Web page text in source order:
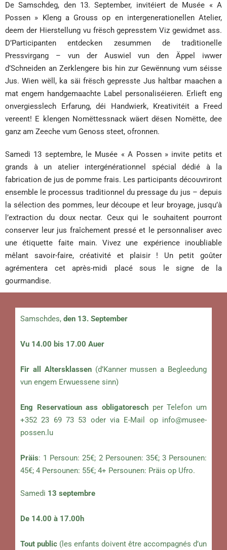
De Samschdeg, den 13. September, invitéiert de Musée « A
Possen » Kleng a Grouss op en intergenerationellen Atelier,
deem der Hierstellung vu frësch gepresstem Viz gewidmet ass.
D’Participanten entdecken zesummen de traditionelle
Pressvirgang – vun der Auswiel vun den Äppel iwwer
d’Schneiden an Zerklengere bis hin zur Gewënnung vum séisse
Jus. Wien wëll, ka säi frësch gepresste Jus haltbar maachen a
mat engem handgemaachte Label personaliséieren. Erlieft eng
onvergiesslech Erfarung, déi Handwierk, Kreativitéit a Freed
vereent! E klengen Nomëttessnack wäert dësen Nomëtte, dee
ganz am Zeeche vum Genoss steet, ofronnen.
Samedi 13 septembre, le Musée « A Possen » invite petits et
grands à un atelier intergénérationnel spécial dédié à la
fabrication de jus de pomme frais. Les participants découvriront
ensemble le processus traditionnel du pressage du jus – depuis
la sélection des pommes, leur découpe et leur broyage, jusqu’à
l’extraction du doux nectar. Ceux qui le souhaitent pourront
conserver leur jus fraîchement pressé et le personnaliser avec
une étiquette faite main. Vivez une expérience inoubliable
mêlant savoir-faire, créativité et plaisir ! Un petit goûter
agrémentera cet après-midi placé sous le signe de la
gourmandise.
Samschdes, den 13. September
Vu 14.00 bis 17.00 Auer
Fir all Altersklassen (d’Kanner mussen a Begleedung
vun engem Erwuessene sinn)
Eng Reservatioun ass obligatoresch per Telefon um
+352 23 69 73 53 oder via E-Mail op info@musee-
possen.lu
Präis: 1 Persoun: 25€; 2 Persounen: 35€; 3 Persounen:
45€; 4 Persounen: 55€; 4+ Persounen: Präis op Ufro.
Samedi 13 septembre
De 14.00 à 17.00h
Tout public (les enfants doivent être accompagnés d’un